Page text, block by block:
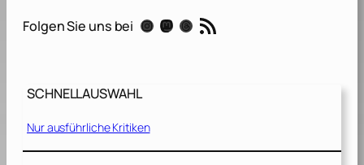
Folgen Sie uns bei Instagram Mastodon Threads RSS-Feed
SCHNELLAUSWAHL
Nur ausführliche Kritiken